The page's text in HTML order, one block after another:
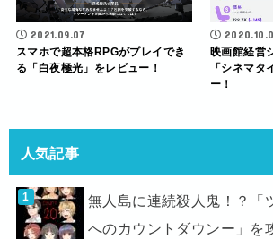
2021.09.07
スマホで超本格RPGがプレイでき
る「白夜極光」をレビュー！
映画館経営
「シネマタ
ー！
人気記事
無人島に連続殺人鬼！？「
へのカウントダウンー」を